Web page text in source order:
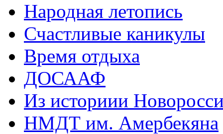
Народная летопись
Счастливые каникулы
Время отдыха
ДОСААФ
Из историии
НМДТ им. Амербекяна